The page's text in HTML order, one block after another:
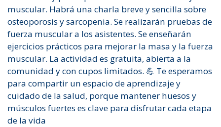
muscular. Habrá una charla breve y sencilla sobre
osteoporosis y sarcopenia. Se realizarán pruebas de
fuerza muscular a los asistentes. Se enseñarán
ejercicios prácticos para mejorar la masa y la fuerza
muscular. La actividad es gratuita, abierta a la
comunidad y con cupos limitados. 💪 Te esperamos
para compartir un espacio de aprendizaje y
cuidado de la salud, porque mantener huesos y
músculos fuertes es clave para disfrutar cada etapa
de la vida